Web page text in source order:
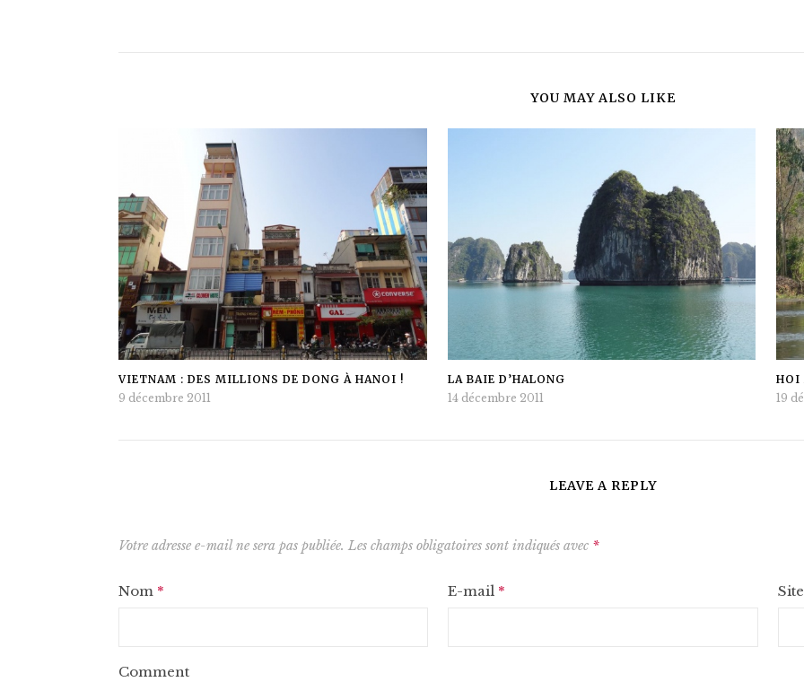
YOU MAY ALSO LIKE
VIETNAM : DES MILLIONS DE DONG À HANOI !
9 décembre 2011
LA BAIE D’HALONG
14 décembre 2011
HOI
19
LEAVE A REPLY
Votre adresse e-mail ne sera pas publiée. Les champs obligatoires sont indiqués avec *
Nom * E-mail *
Comment